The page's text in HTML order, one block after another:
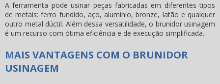
A ferramenta pode usinar peças fabricadas em diferentes tipos
de metais: ferro fundido, aço, alumínio, bronze, latão e qualquer
outro metal dúctil. Além dessa versatilidade, o brunidor usinagem
é um recurso com ótima eficiência e de execução simplificada.
MAIS VANTAGENS COM O BRUNIDOR
USINAGEM